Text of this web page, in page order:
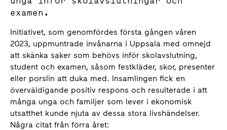
examen.
Initiativet, som genomfördes första gången våren
2023, uppmuntrade invånarna i Uppsala med omnejd
att skänka saker som behövs inför skolavslutning,
student och examen, såsom festkläder, skor, presenter
eller porslin att duka med. Insamlingen fick en
överväldigande positiv respons och resulterade i att
många unga och familjer som lever i ekonomisk
utsatthet kunde njuta av dessa stora livshändelser.
Några citat från förra året: